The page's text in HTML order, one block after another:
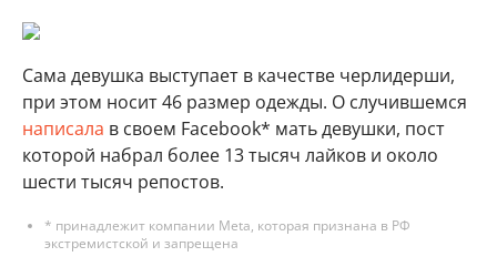
Сама девушка выступает в качестве черлидерши,
при этом носит 46 размер одежды. О случившемся
написала в своем Facebook* мать девушки, пост
которой набрал более 13 тысяч лайков и около
шести тысяч репостов.
* принадлежит компании Meta, которая признана в РФ
экстремистской и запрещена